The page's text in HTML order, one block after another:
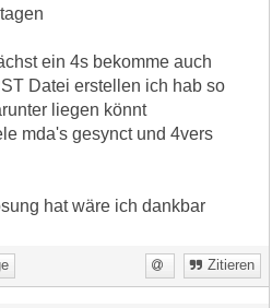
ein 4s bekomme auch
Datei erstellen ich hab so
liegen könnt
mda's gesynct und 4vers
hat wäre ich dankbar
Zitieren